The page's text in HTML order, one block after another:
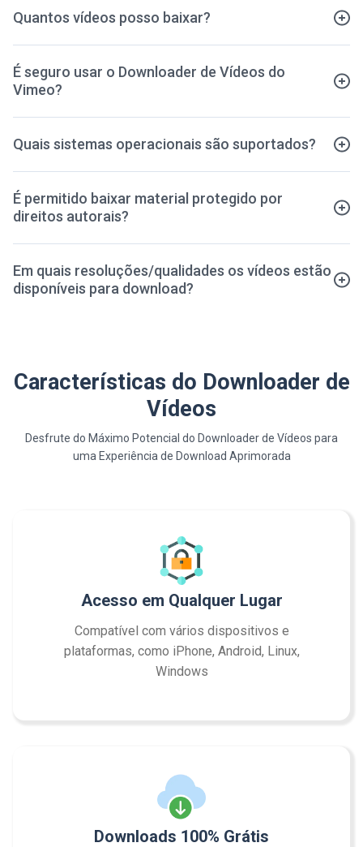
Quantos vídeos posso baixar?
É seguro usar o Downloader de Vídeos do
Vimeo?
Quais sistemas operacionais são suportados?
É permitido baixar material protegido por
direitos autorais?
Em quais resoluções/qualidades os vídeos estão
disponíveis para download?
Características do Downloader de
Vídeos
Desfrute do Máximo Potencial do Downloader de Vídeos para
uma Experiência de Download Aprimorada
Acesso em Qualquer Lugar
Compatível com vários dispositivos e
plataformas, como iPhone, Android, Linux,
Windows
Downloads 100% Grátis